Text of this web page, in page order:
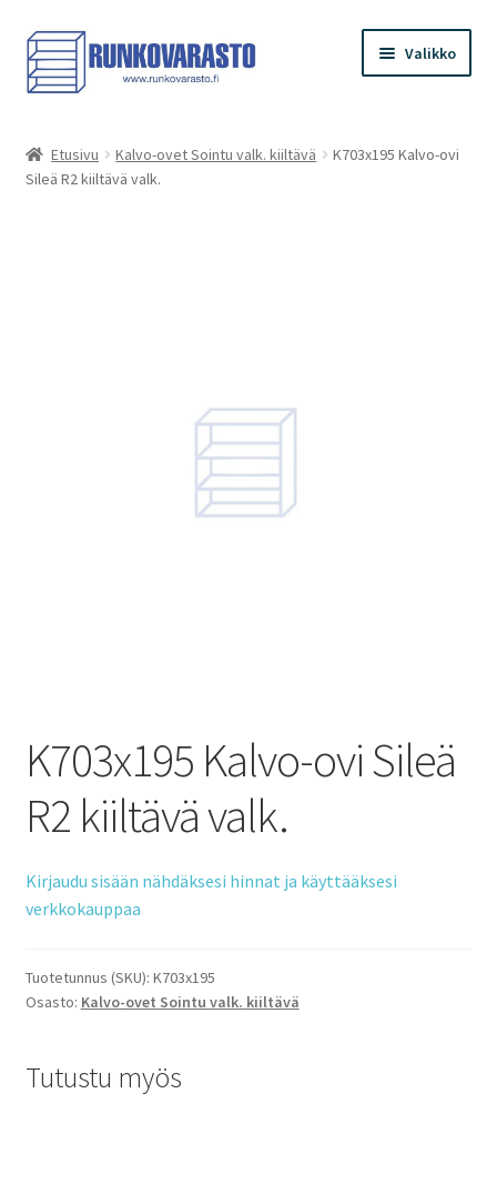
Siirry
navigointiin
Siirry
sisältöön
Valikko
Kauppa
Etusivu Kalvo-ovet Sointu valk. kiiltävä
K703x195 Kalvo-ovi
Sileä R2 kiiltävä valk.
K703x195 Kalvo-ovi Sileä
R2 kiiltävä valk.
Kirjaudu sisään nähdäksesi hinnat ja käyttääksesi
verkkokauppaa
Tuotetunnus (SKU): K703x195
Osasto: Kalvo-ovet Sointu valk. kiiltävä
Tutustu myös